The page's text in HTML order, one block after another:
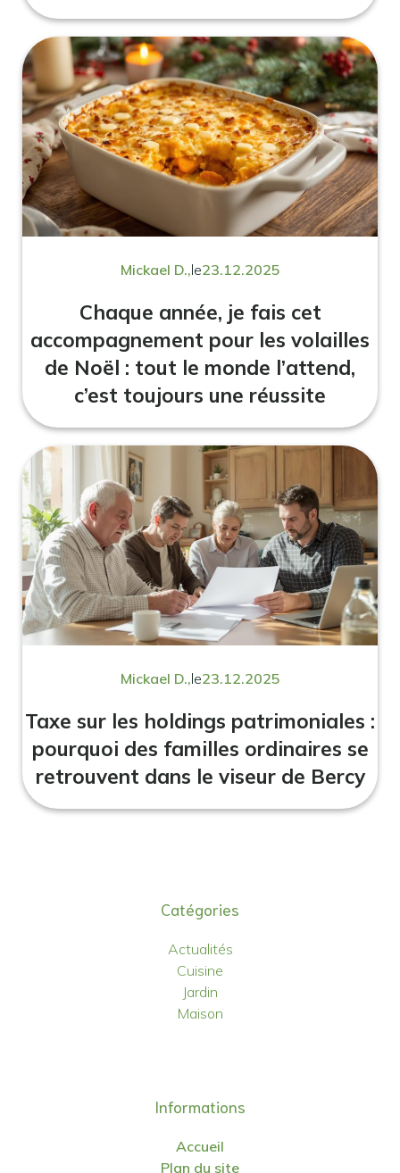
Mickael D.,le23.12.2025
Chaque année, je fais cet
accompagnement pour les volailles
de Noël : tout le monde l’attend,
c’est toujours une réussite
Mickael D.,le23.12.2025
Taxe sur les holdings patrimoniales :
pourquoi des familles ordinaires se
retrouvent dans le viseur de Bercy
Catégories
Actualités
Cuisine
Jardin
Maison
Informations
Accueil
Plan du site